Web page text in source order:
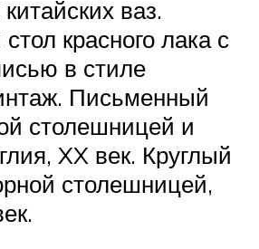
ваз.
красного лака с
в стиле
Письменный
столешницей и
XX век. Круглый
столешницей,